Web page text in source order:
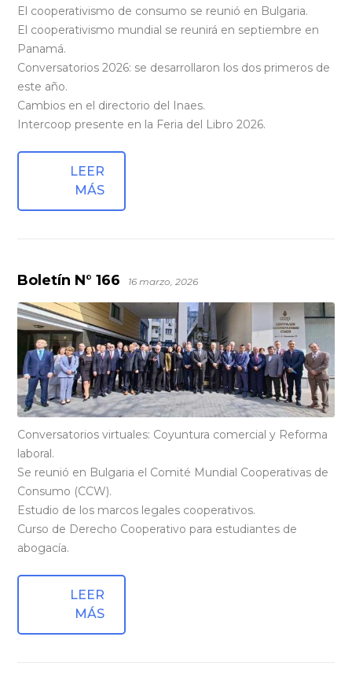
El cooperativismo de consumo se reunió en Bulgaria.
El cooperativismo mundial se reunirá en septiembre en
Panamá.
Conversatorios 2026: se desarrollaron los dos primeros de
este año.
Cambios en el directorio del Inaes.
Intercoop presente en la Feria del Libro 2026.
LEER
MÁS
Boletín N° 166 16 marzo, 2026
Conversatorios virtuales: Coyuntura comercial y Reforma
laboral.
Se reunió en Bulgaria el Comité Mundial Cooperativas de
Consumo (CCW).
Estudio de los marcos legales cooperativos.
Curso de Derecho Cooperativo para estudiantes de
abogacía.
LEER
MÁS